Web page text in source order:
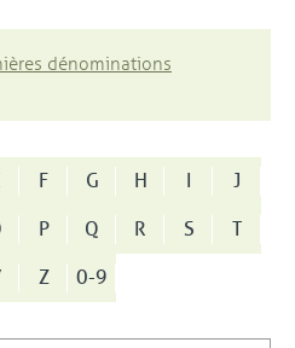
dénominations
F G H I
J
P Q R S
T
Z 0-9